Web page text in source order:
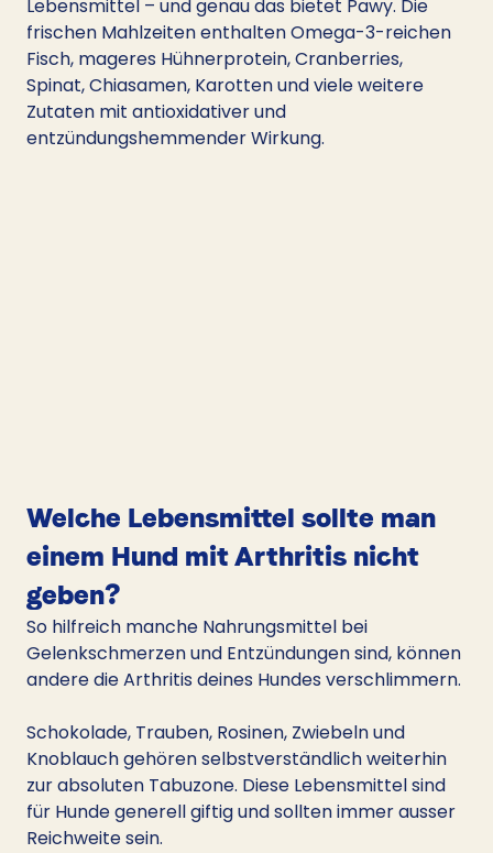
Lebensmittel – und genau das bietet Pawy. Die
frischen Mahlzeiten enthalten Omega-3-reichen
Fisch, mageres Hühnerprotein, Cranberries,
Spinat, Chiasamen, Karotten und viele weitere
Zutaten mit antioxidativer und
entzündungshemmender Wirkung.
Welche Lebensmittel sollte man
einem Hund mit Arthritis nicht
geben?
So hilfreich manche Nahrungsmittel bei
Gelenkschmerzen und Entzündungen sind, können
andere die Arthritis deines Hundes verschlimmern.
Schokolade, Trauben, Rosinen, Zwiebeln und
Knoblauch gehören selbstverständlich weiterhin
zur absoluten Tabuzone. Diese Lebensmittel sind
für Hunde generell giftig und sollten immer ausser
Reichweite sein.